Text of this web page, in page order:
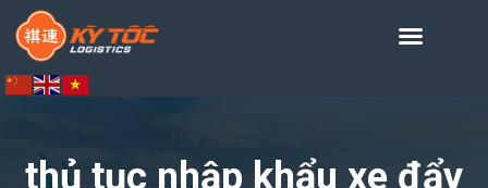
thủ tục nhập khẩu xe đẩy